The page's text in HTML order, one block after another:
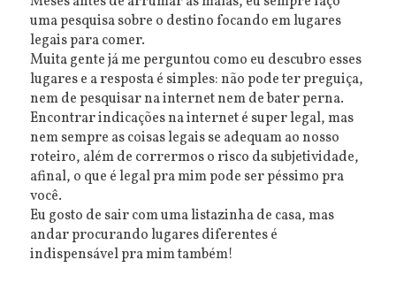
uma pesquisa sobre o destino focando em lugares
legais para comer.
Muita gente já me perguntou como eu descubro esses
lugares e a resposta é simples: não pode ter preguiça,
nem de pesquisar na internet nem de bater perna.
Encontrar indicações na internet é super legal, mas
nem sempre as coisas legais se adequam ao nosso
roteiro, além de corrermos o risco da subjetividade,
afinal, o que é legal pra mim pode ser péssimo pra
você.
Eu gosto de sair com uma listazinha de casa, mas
andar procurando lugares diferentes é
indispensável pra mim também!